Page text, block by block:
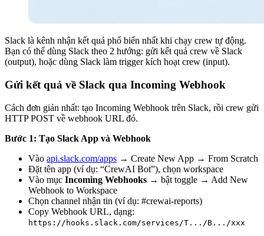
Slack là kênh nhận kết quả phổ biến nhất khi chạy crew tự động.
Bạn có thể dùng Slack theo 2 hướng: gửi kết quả crew về Slack
(output), hoặc dùng Slack làm trigger kích hoạt crew (input).
Gửi kết quả về Slack qua Incoming Webhook
Cách đơn giản nhất: tạo Incoming Webhook trên Slack, rồi crew gửi
HTTP POST về webhook URL đó.
Bước 1: Tạo Slack App và Webhook
Vào api.slack.com/apps → Create New App → From Scratch
Đặt tên app (ví dụ: “CrewAI Bot”), chọn workspace
Vào mục Incoming Webhooks → bật toggle → Add New
Webhook to Workspace
Chọn channel nhận tin (ví dụ: #crewai-reports)
Copy Webhook URL, dạng:
https://hooks.slack.com/services/T.../B.../xxx